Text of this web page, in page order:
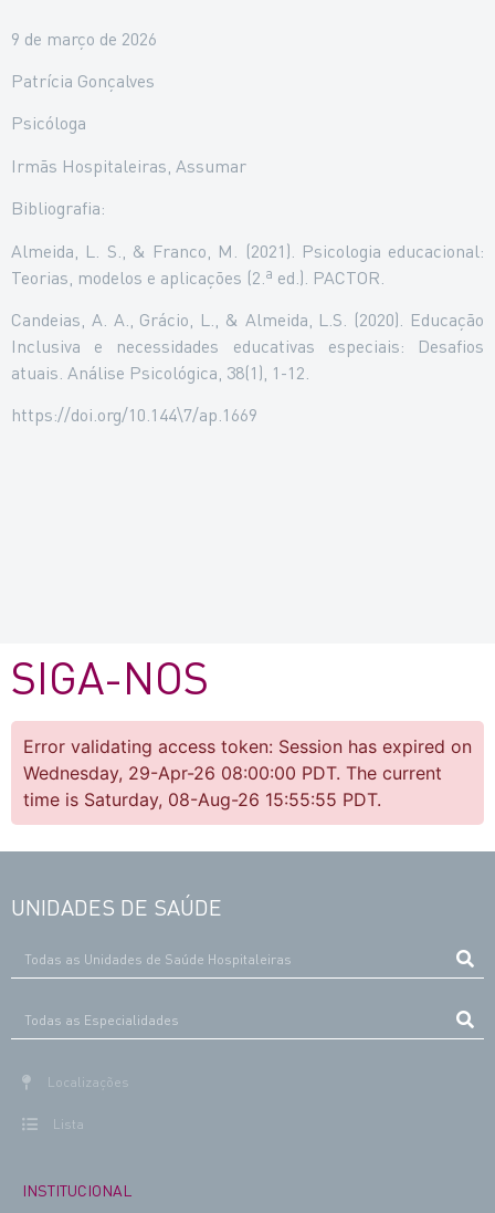
9 de março de 2026
Patrícia Gonçalves
Psicóloga
Irmãs Hospitaleiras, Assumar
Bibliografia:
Almeida, L. S., & Franco, M. (2021). Psicologia educacional:
Teorias, modelos e aplicações (2.ª ed.). PACTOR.
Candeias, A. A., Grácio, L., & Almeida, L.S. (2020). Educação
Inclusiva e necessidades educativas especiais: Desafios
atuais. Análise Psicológica, 38(1), 1-12.
https://doi.org/10.144\7/ap.1669
SIGA-NOS
Error validating access token: Session has expired on
Wednesday, 29-Apr-26 08:00:00 PDT. The current
time is Saturday, 08-Aug-26 15:55:55 PDT.
UNIDADES DE SAÚDE
Localizações
Lista
INSTITUCIONAL